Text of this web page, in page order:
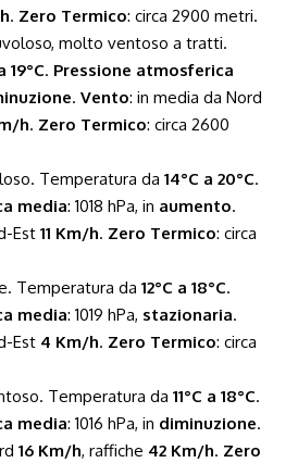
. Zero Termico: circa 2900 metri.
molto ventoso a tratti.
19°C. Pressione atmosferica
. Vento: in media da Nord
h. Zero Termico: circa 2600
Temperatura da 14°C a 20°C.
media: 1018 hPa, in aumento.
Est 11 Km/h. Zero Termico: circa
Temperatura da 12°C a 18°C.
media: 1019 hPa, stazionaria.
Est 4 Km/h. Zero Termico: circa
Temperatura da 11°C a 18°C.
media: 1016 hPa, in diminuzione.
16 Km/h, raffiche 42 Km/h. Zero